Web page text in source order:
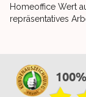
Homeoffice Wert
repräsentatives